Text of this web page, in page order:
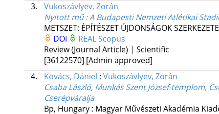
3.
Vukoszávlyev, Zorán
Nyitott mű : A Budapesti Nemzeti Atlétikai
METSZET: ÉPÍTÉSZET ÚJDONSÁGOK
DOI
REALScopus
Review (Journal Article) | Scientific
[36122570] [Admin approved]
4.
Kovács, Dániel ; Vukoszávlyev, Zorán
Csaba László, Munkás Szent József-templom,
Cserépváralja
Bp, Hungary : Magyar Művészeti Akadémia